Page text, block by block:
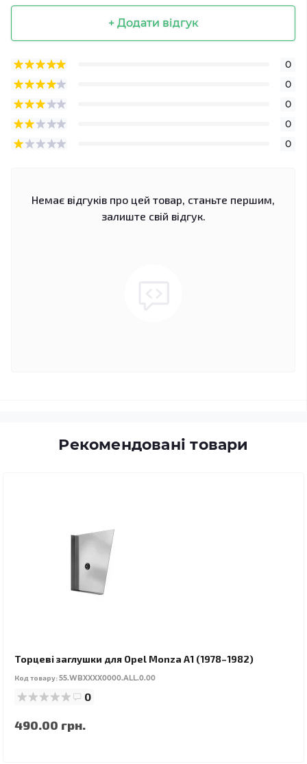
+ Додати відгук
0
0
0
0
0
Немає відгуків про цей товар, станьте першим,
залиште свій відгук.
Рекомендовані товари
Торцеві заглушки для Opel Monza A1 (1978–1982)
Код товару:55.WBXXXX0000.ALL.0.00
0
490.00 грн.